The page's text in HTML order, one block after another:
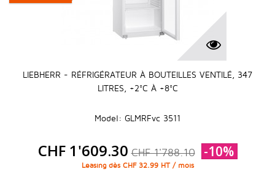
LIEBHERR - RÉFRIGÉRATEUR À BOUTEILLES VENTILÉ, 347
LITRES, +2°C À +8°C
Model: GLMRFvc 3511
CHF 1'609.30 CHF 1'788.10 -10%
Leasing dès CHF 32.99 HT / mois